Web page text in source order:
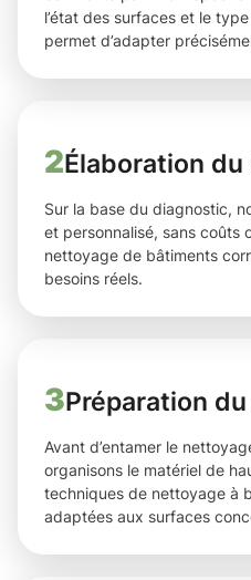
l’état des surfaces et le
permet d’adapter
2Élaboration du
Sur la base du diagnostic,
et personnalisé, sans coûts
nettoyage de bâtiments
besoins réels.
3Préparation
Avant d’entamer le
organisons le matériel de
techniques de nettoyage à
adaptées aux surfaces